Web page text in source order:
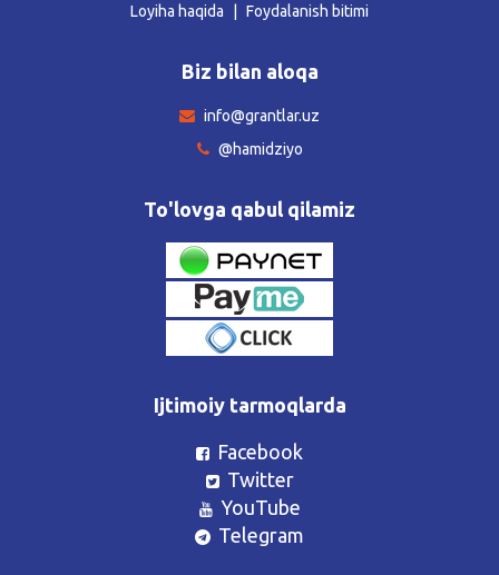
Loyiha haqida
Foydalanish bitimi
Biz bilan aloqa
info@grantlar.uz
@hamidziyo
To'lovga qabul qilamiz
Ijtimoiy tarmoqlarda
Facebook
Twitter
YouTube
Telegram